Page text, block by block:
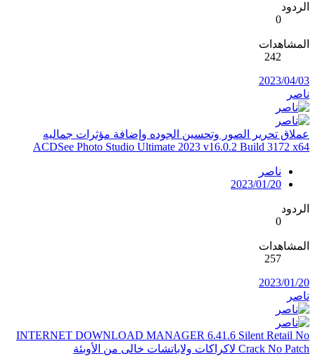
الردود
0
المشاهدات
242
2023/04/03
ناصر
عملاق تحرير الصور وتحسين الجوده وإضافة مؤثرات جماليه
ACDSee Photo Studio Ultimate 2023 v16.0.2 Build 3172 x64
ناصر
2023/01/20
الردود
0
المشاهدات
257
2023/01/20
ناصر
INTERNET DOWNLOAD MANAGER 6.41.6 Silent Retail No
Crack No Patch لاكراكات ولاباتشات خالى من الأوبئة